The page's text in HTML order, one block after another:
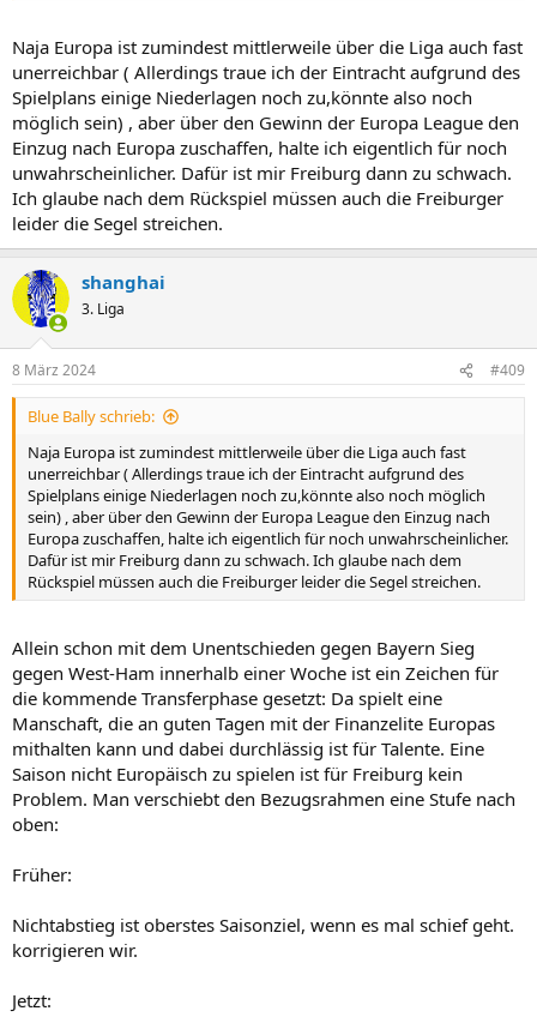
Naja Europa ist zumindest mittlerweile über die Liga auch fast
unerreichbar ( Allerdings traue ich der Eintracht aufgrund des
Spielplans einige Niederlagen noch zu,könnte also noch
möglich sein) , aber über den Gewinn der Europa League den
Einzug nach Europa zuschaffen, halte ich eigentlich für noch
unwahrscheinlicher. Dafür ist mir Freiburg dann zu schwach.
Ich glaube nach dem Rückspiel müssen auch die Freiburger
leider die Segel streichen.
shanghai
3. Liga
8 März 2024 #409
Blue Bally schrieb:
Naja Europa ist zumindest mittlerweile über die Liga auch fast
unerreichbar ( Allerdings traue ich der Eintracht aufgrund des
Spielplans einige Niederlagen noch zu,könnte also noch möglich
sein) , aber über den Gewinn der Europa League den Einzug nach
Europa zuschaffen, halte ich eigentlich für noch unwahrscheinlicher.
Dafür ist mir Freiburg dann zu schwach. Ich glaube nach dem
Rückspiel müssen auch die Freiburger leider die Segel streichen.
Allein schon mit dem Unentschieden gegen Bayern Sieg
gegen West-Ham innerhalb einer Woche ist ein Zeichen für
die kommende Transferphase gesetzt: Da spielt eine
Manschaft, die an guten Tagen mit der Finanzelite Europas
mithalten kann und dabei durchlässig ist für Talente. Eine
Saison nicht Europäisch zu spielen ist für Freiburg kein
Problem. Man verschiebt den Bezugsrahmen eine Stufe nach
oben:
Früher:
Nichtabstieg ist oberstes Saisonziel, wenn es mal schief geht.
korrigieren wir.
Jetzt: